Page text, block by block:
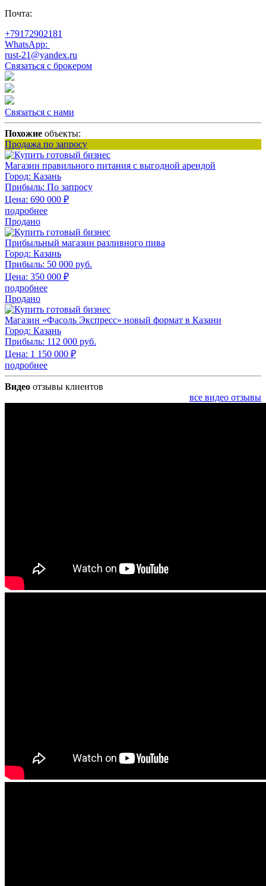
Почта:
+79172902181
WhatsApp:
rust-21@yandex.ru
Связаться с брокером
Связаться с нами
Похожие объекты:
Продажа по запросу
Магазин правильного питания с выгодной арендой
Город: Казань
Прибыль: По запросу
Цена: 690 000 ₽
подробнее
Продано
Прибыльный магазин разливного пива
Город: Казань
Прибыль: 50 000 руб.
Цена: 350 000 ₽
подробнее
Продано
Магазин «Фасоль Экспресс» новый формат в Казани
Город: Казань
Прибыль: 112 000 руб.
Цена: 1 150 000 ₽
подробнее
Видео отзывы клиентов
все видео отзывы